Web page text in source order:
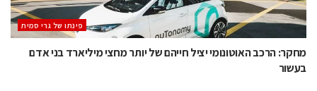
‫פינתו של גרי סמית
מחקר: הרכב האוטונומי יציל חייהם של יותר מחצי מיליארד בני אדם
בעשור